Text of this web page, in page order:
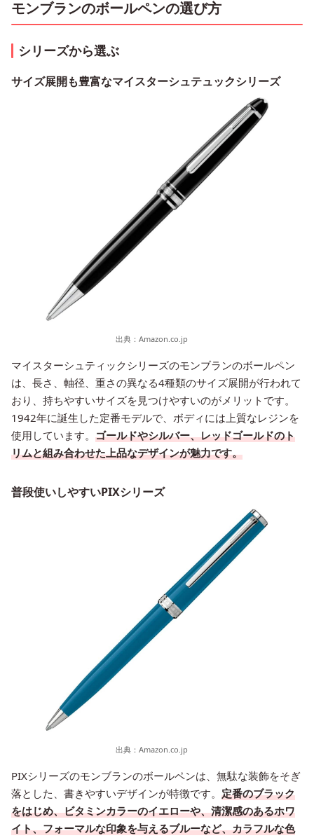
モンブランのボールペンの選び方
シリーズから選ぶ
サイズ展開も豊富なマイスターシュテュックシリーズ
出典： Amazon.co.jp
マイスターシュティックシリーズのモンブランのボールペン
は、長さ、軸径、重さの異なる4種類のサイズ展開が行われて
おり、持ちやすいサイズを見つけやすいのがメリットです。
1942年に誕生した定番モデルで、ボディには上質なレジンを
使用しています。 ゴールドやシルバー、レッドゴールドのト
リムと組み合わせた上品なデザインが魅力です。
普段使いしやすいPIXシリーズ
出典： Amazon.co.jp
PIXシリーズのモンブランのボールペンは、無駄な装飾をそぎ
落とした、書きやすいデザインが特徴です。 定番のブラック
をはじめ、ビタミンカラーのイエローや、清潔感のあるホワ
イト、フォーマルな印象を与えるブルーなど、カラフルな色